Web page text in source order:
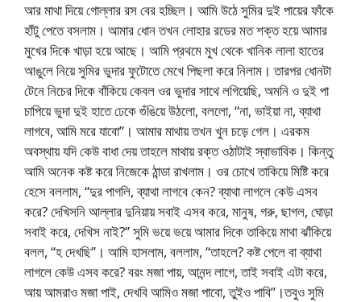
আর মাথা দিয়ে গোল্লার রস বের হচ্ছিল। আমি উঠে সুমির দুই পায়ের ফাঁকে
হাঁটু পেতে বসলাম। আমার ধোন তখন লোহার রডের মত শক্ত হয়ে আমার
মুখের দিকে খাড়া হয়ে আছে। আমি প্রথমে মুখ থেকে খানিক লালা হাতের
আঙুলে নিয়ে সুমির ভুদার ফুটোতে মেখে পিছলা করে নিলাম। তারপর ধোনটা
টেনে নিচের দিকে বাঁকিয়ে কেবল ওর ভুদার সাথে লগিয়েছি, অমনি ও দুই পা
চাপিয়ে ভুদা দুই হাতে ঢেকে গুঁঙিয়ে উঠলো, বললো, “না, ভাইয়া না, ব্যাথা
লাগবে, আমি মরে যাবো”। আমার মাথায় তখন খুন চড়ে গেল। এরকম
অবস্থায় যদি কেউ বাধা দেয় তাহলে মাথায় রক্ত ওঠাটাই স্বাভাবিক। কিন্তু
আমি অনেক কষ্ট করে নিজেকে ঠান্ডা রাখলাম। ওর চোখে তাকিয়ে মিষ্টি করে
হেসে বললাম, “দুর পাগলি, ব্যাথা লাগবে কেন? ব্যাথা লাগলে কেউ এসব
করে? দেখিসনি আল্লার দুনিয়ায় সবাই এসব করে, মানুষ, গরু, ছাগল, ঘোড়া
সবাই করে, দেখিস নাই?” সুমি ভয়ে ভয়ে আমার দিকে তাকিয়ে মাথা ঝাঁকিয়ে
বলল, “হ দেখছি”। আমি হাসলাম, বললাম, “তাহলে? কষ্ট পেলে বা ব্যাথা
লাগলে কেউ এসব করে? বরং মজা পায়, আনন্দ লাগে, তাই সবাই এটা করে,
আয় আমরাও মজা পাই, দেখবি আমিও মজা পাবো, তুইও পাবি”।তবুও সুমি